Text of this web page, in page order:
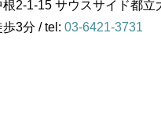
2-1-15 サウスサイド都立
3分 / tel: 03-6421-3731